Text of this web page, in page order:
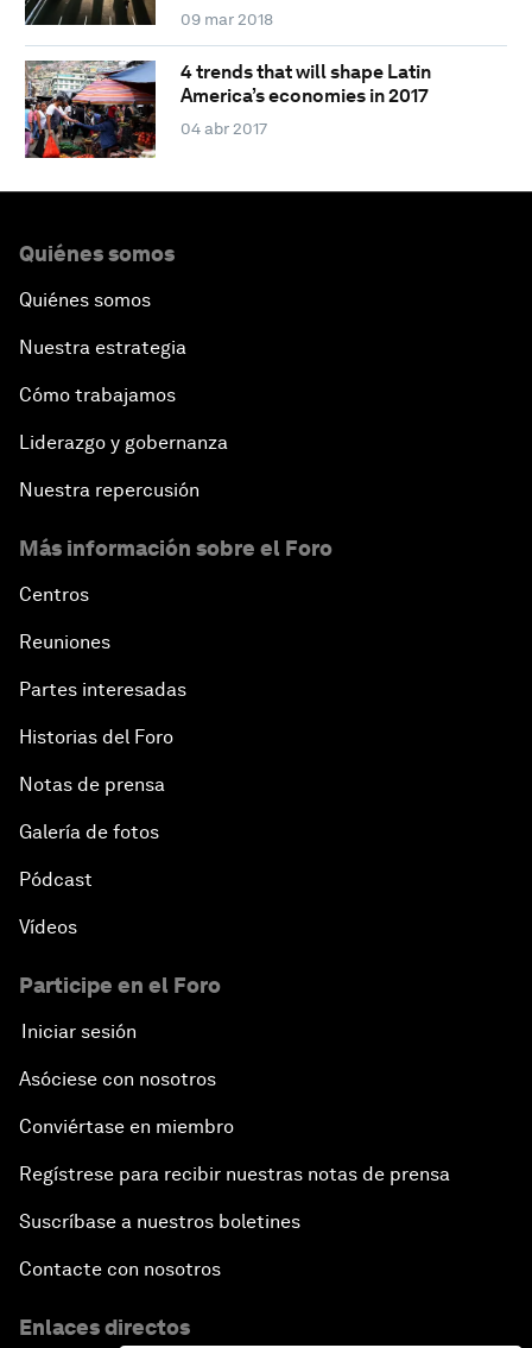
09 mar 2018
4 trends that will shape Latin
America’s economies in 2017
04 abr 2017
Quiénes somos
Quiénes somos
Nuestra estrategia
Cómo trabajamos
Liderazgo y gobernanza
Nuestra repercusión
Más información sobre el Foro
Centros
Reuniones
Partes interesadas
Historias del Foro
Notas de prensa
Galería de fotos
Pódcast
Vídeos
Participe en el Foro
Iniciar sesión
Asóciese con nosotros
Conviértase en miembro
Regístrese para recibir nuestras notas de prensa
Suscríbase a nuestros boletines
Contacte con nosotros
Enlaces directos